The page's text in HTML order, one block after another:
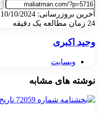
آخرین بروزرسانی: 10/10/2024
24 زمان مطالعه یک دقیقه
وحید اکبری
وبسایت
نوشته های مشابه